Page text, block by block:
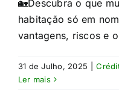
🏡Descubra o que
habitação só em
vantagens, riscos e
31 de Julho, 2025
Ler mais